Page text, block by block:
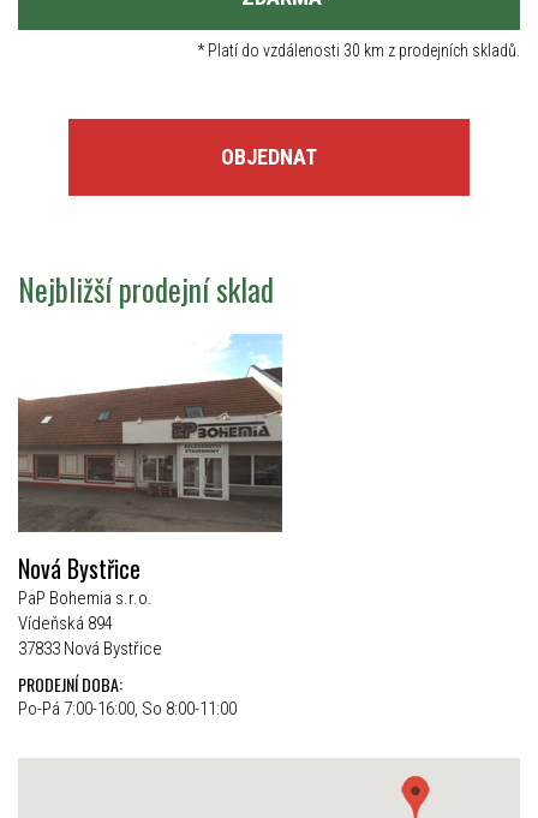
*Platí do vzdálenosti 30 km z prodejních skladů.
OBJEDNAT
Nejbližší prodejní sklad
Nová Bystřice
PaP Bohemia s.r.o.
Vídeňská 894
37833 Nová Bystřice
PRODEJNÍ DOBA:
Po-Pá 7:00-16:00, So 8:00-11:00